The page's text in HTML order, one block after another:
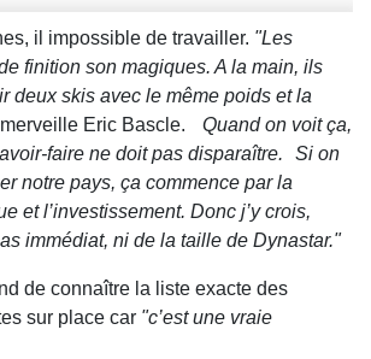
il impossible de travailler. "Les
finition son magiques. A la main, ils
deux skis avec le même poids et la
Eric Bascle. Quand on voit ça,
faire ne doit pas disparaître. Si on
notre pays, ça commence par la
et l’investissement. Donc j’y crois,
immédiat, ni de la taille de Dynastar."
de connaître la liste exacte des
sur place car "c’est une vraie